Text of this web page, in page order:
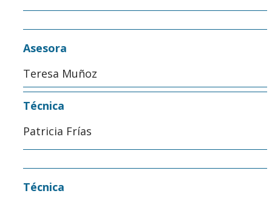
Asesora
Teresa Muñoz
Técnica
Patricia Frías
Técnica